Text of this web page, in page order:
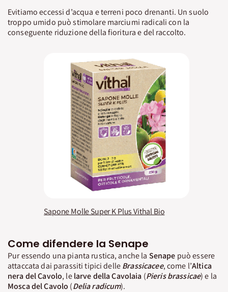
Evitiamo eccessi d’acqua e terreni poco drenanti. Un suolo
troppo umido può stimolare marciumi radicali con la
conseguente riduzione della fioritura e del raccolto.
Sapone Molle Super K Plus Vithal Bio
Come difendere la Senape
Pur essendo una pianta rustica, anche la Senape può essere
attaccata dai parassiti tipici delleBrassicacee, come l’Altica
nera del Cavolo, lelarve della Cavolaia (Pieris brassicae) e la
Mosca del Cavolo (Delia radicum).